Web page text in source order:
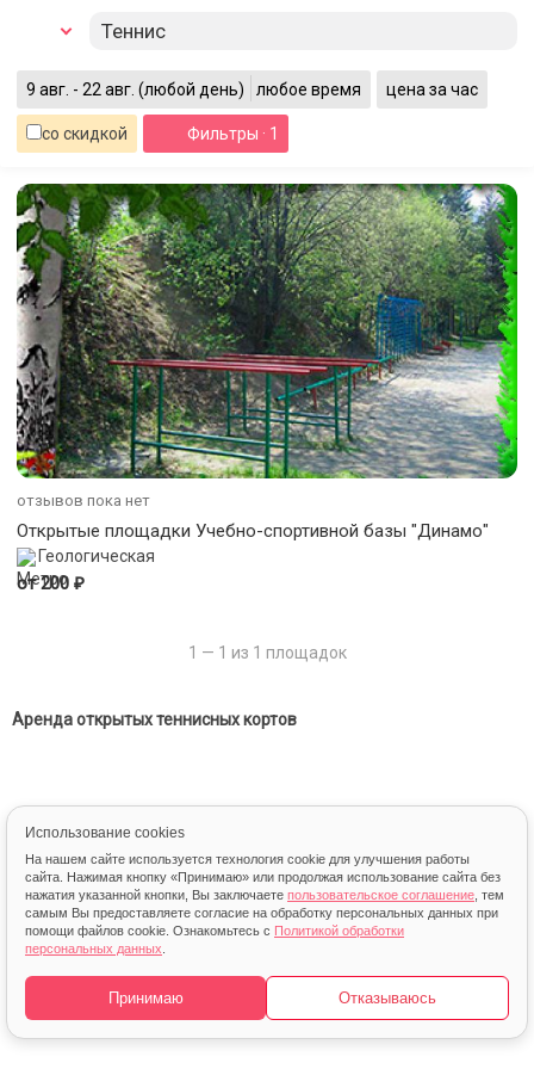
Использование cookies
На нашем сайте используется технология cookie для улучшения работы
сайта. Нажимая кнопку «Принимаю» или продолжая использование сайта без
нажатия указанной кнопки, Вы заключаете пользовательское соглашение , тем
самым Вы предоставляете согласие на обработку персональных данных при
помощи файлов cookie. Ознакомьтесь с Политикой обработки
персональных данных
Принимаю Отказываюсь
Теннис
9 авг. - 22 авг. (любой день) любое время цена за час
со скидкой Фильтры · 1
отзывов пока нет
Открытые площадки Учебно-спортивной базы "Динамо"
Геологическая
от 200 ₽
1 — 1 из 1 площадок
Аренда открытых теннисных кортов
© 2013 – 2026 FindSport.ru